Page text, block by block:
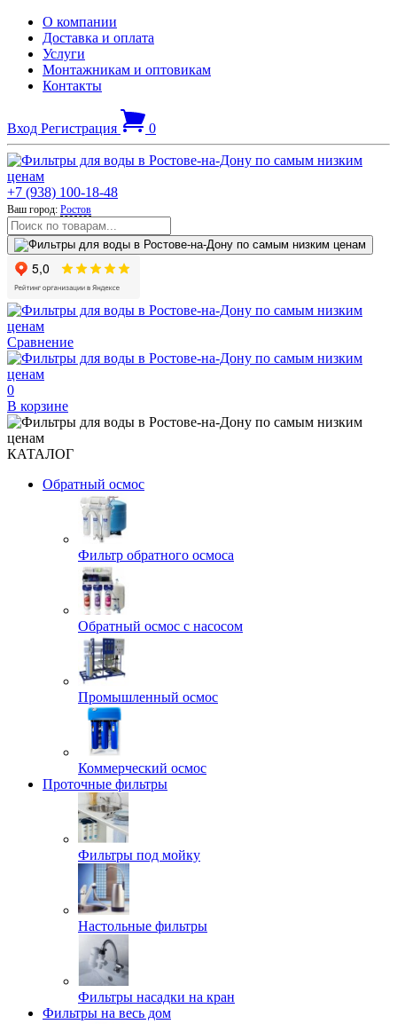
О компании
Доставка и оплата
Услуги
Монтажникам и оптовикам
Контакты
Вход Регистрация 0
+7 (938) 100-18-48
Ваш город: Ростов
Сравнение
0
В корзине
КАТАЛОГ
Обратный осмос
Фильтр обратного осмоса
Обратный осмос с насосом
Промышленный осмос
Коммерческий осмос
Проточные фильтры
Фильтры под мойку
Настольные фильтры
Фильтры насадки на кран
Фильтры на весь дом